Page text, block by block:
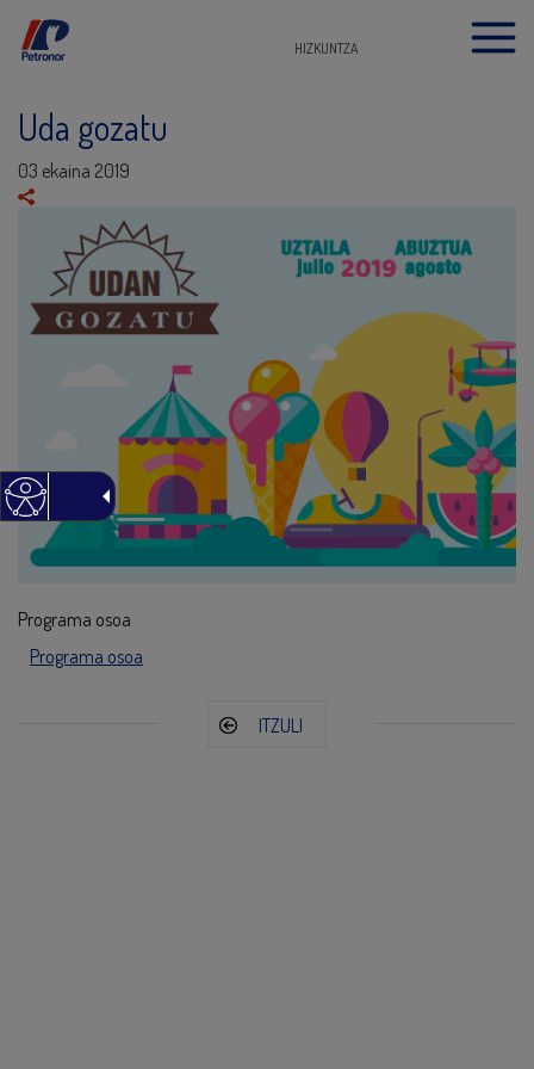
HIZKUNTZA
Uda gozatu
03 ekaina 2019
Programa osoa
Programa osoa
ITZULI